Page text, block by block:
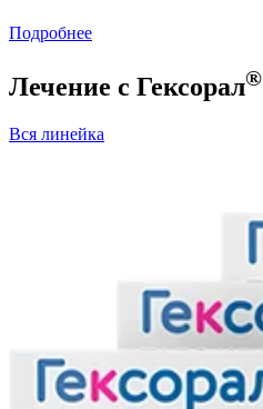
Подробнее
Лечение с Гексорал®
Вся линейка